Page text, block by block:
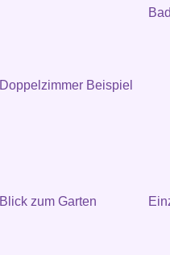
Doppelzimmer Beispiel
Blick zum Garten